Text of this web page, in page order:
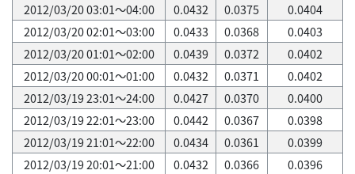
2012/03/20 03:01～04:00
0.0432 0.0375
0.0404
2012/03/20 02:01～03:00
0.0433 0.0368
0.0403
2012/03/20 01:01～02:00
0.0439 0.0372
0.0402
2012/03/20 00:01～01:00
0.0432 0.0371
0.0402
2012/03/19 23:01～24:00
0.0427 0.0370
0.0400
2012/03/19 22:01～23:00
0.0442 0.0367
0.0398
2012/03/19 21:01～22:00
0.0434 0.0361
0.0399
2012/03/19 20:01～21:00
0.0432 0.0366
0.0396